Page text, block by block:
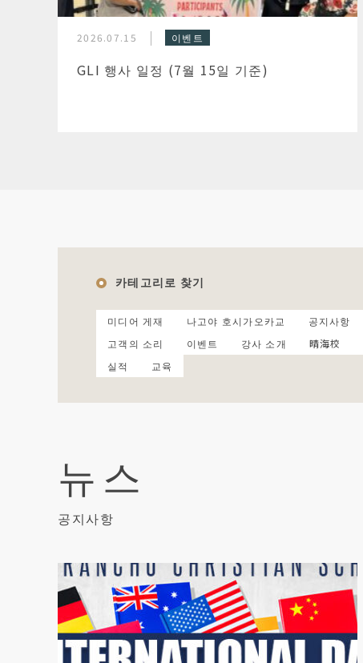
2026.07.15 이벤트
GLI 행사 일정 (7월 15일 기준)
카테고리로 찾기
미디어 게재 나고야 호시가오카교 공지사항
고객의 소리
이벤트 강사 소개 晴海校
실적
교육
뉴스
공지사항